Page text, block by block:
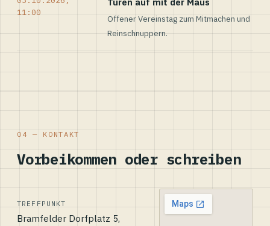
11:00
Offener Vereinstag zum Mitmachen und
Reinschnuppern.
04 — KONTAKT
Vorbeikommen oder schreiben
TREFFPUNKT
Bramfelder Dorfplatz 5,